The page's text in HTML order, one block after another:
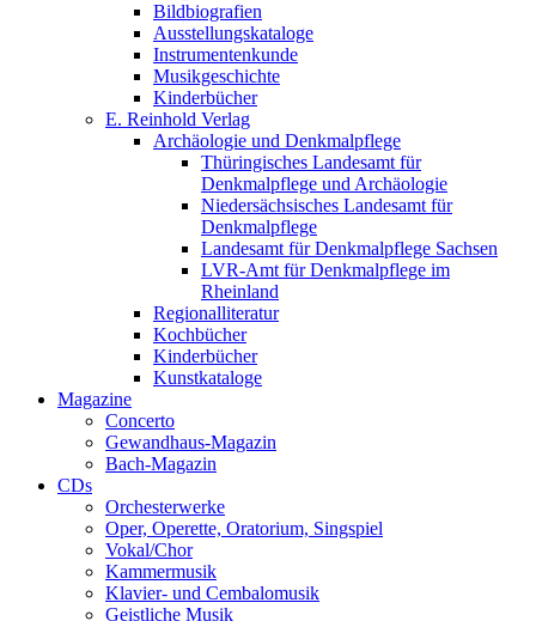
Bildbiografien
Ausstellungskataloge
Instrumentenkunde
Musikgeschichte
Kinderbücher
E. Reinhold Verlag
Archäologie und Denkmalpflege
Thüringisches Landesamt für
Denkmalpflege und Archäologie
Niedersächsisches Landesamt für
Denkmalpflege
Landesamt für Denkmalpflege Sachsen
LVR-Amt für Denkmalpflege im
Rheinland
Regionalliteratur
Kochbücher
Kinderbücher
Kunstkataloge
Magazine
Concerto
Gewandhaus-Magazin
Bach-Magazin
CDs
Orchesterwerke
Oper, Operette, Oratorium, Singspiel
Vokal/Chor
Kammermusik
Klavier- und Cembalomusik
Geistliche Musik